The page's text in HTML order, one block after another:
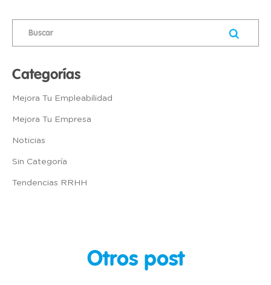
Categorías
Mejora Tu Empleabilidad
Mejora Tu Empresa
Noticias
Sin Categoría
Tendencias RRHH
Otros post